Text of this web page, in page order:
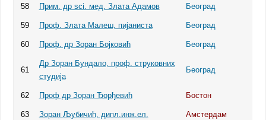
58 Прим. др sci. мед. Злата Адамов Београд
59 Проф. Злата Малеш, пијаниста Београд
60 Проф. др Зоран Бојковић Београд
61
Др Зоран Бундало, проф. струковних
студија
Београд
62 Проф др Зоран Ђорђевић Бостон
63 Зоран Љубичић, дипл.инж.ел. Амстердам